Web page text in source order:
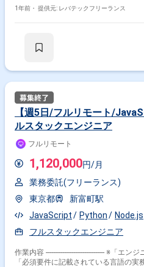
1年前・ 提供元: レバテックフリーランス
【週5日/フルリモート/
ルスタックエンジニア
フルリモート
1,120,000円/月
業務委託(フリーランス)
東京都
新富町駅
JavaScript
Python Node.js
フルスタックエンジニア
作業内容 -------------------------------- ※「エン
「必須要件に記載されている言語の